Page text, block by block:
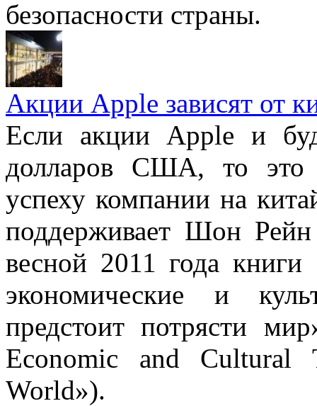
безопасности страны.
Акции Apple зависят от
Если акции Apple и
долларов США, то это
успеху компании на
поддерживает Шон
весной 2011 года
экономические и
предстоит потрясти
Economic and
World»).